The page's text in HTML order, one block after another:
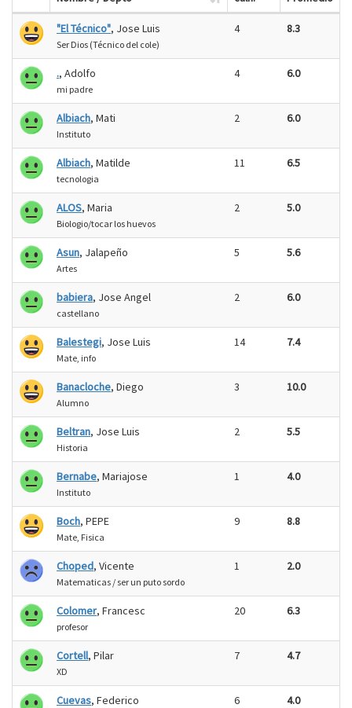
"El Técnico", Jose Luis
Ser Dios (Técnico del cole)
4 8.3
., Adolfo
mi padre
4 6.0
Albiach, Mati
Instituto
2 6.0
Albiach, Matilde
tecnologia
11 6.5
ALOS, Maria
Biologio/tocar los huevos
2 5.0
Asun, Jalapeño
Artes
5 5.6
babiera, Jose Angel
castellano
2 6.0
Balestegi, Jose Luis
Mate, info
14 7.4
Banacloche, Diego
Alumno
3 10.0
Beltran, Jose Luis
Historia
2 5.5
Bernabe, Mariajose
Instituto
1 4.0
Boch, PEPE
Mate, Fisica
9 8.8
Choped, Vicente
Matematicas / ser un puto sordo
1 2.0
Colomer, Francesc
profesor
20 6.3
Cortell, Pilar
XD
7 4.7
Cuevas, Federico 6 4.0